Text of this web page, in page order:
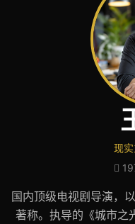
现
国内顶级电视剧导演，
著称。执导的《城市之